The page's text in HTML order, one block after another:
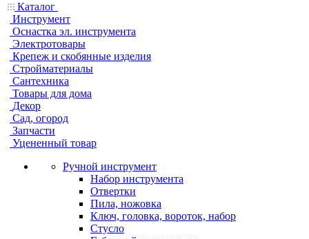
Каталог
Инструмент
Оснастка эл. инструмента
Электротовары
Крепеж и скобянные изделия
Стройматериалы
Сантехника
Товары для дома
Декор
Сад, огород
Запчасти
Уцененный товар
Ручной инструмент
Набор инструмента
Отвертки
Пила, ножовка
Ключ, головка, вороток, набор
Стусло